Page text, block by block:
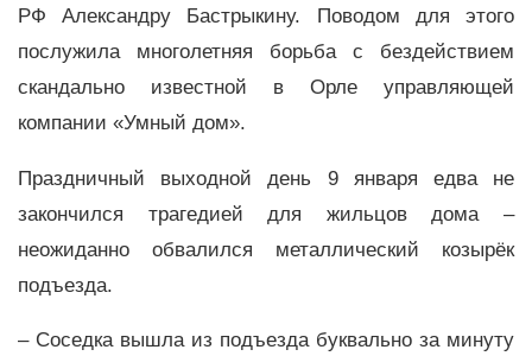
РФ Александру Бастрыкину. Поводом для этого
послужила многолетняя борьба с бездействием
скандально известной в Орле управляющей
компании «Умный дом».
Праздничный выходной день 9 января едва не
закончился трагедией для жильцов дома –
неожиданно обвалился металлический козырёк
подъезда.
– Соседка вышла из подъезда буквально за минуту